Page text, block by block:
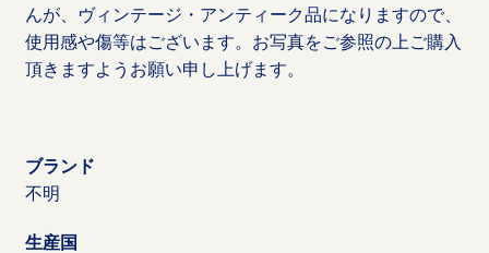
んが、ヴィンテージ・アンティーク品になりますので、
使用感や傷等はございます。お写真をご参照の上ご購入
頂きますようお願い申し上げます。
ブランド
不明
生産国